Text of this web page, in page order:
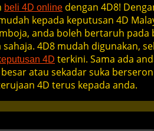
beli 4D online dengan 4D8!
kepada keputusan 4D
anda boleh bertaruh pada
4D8 mudah digunakan,
4D terkini. Sama ada
atau sekadar suka
4D terus kepada anda.